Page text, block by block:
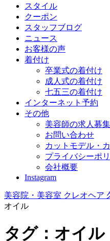
スタイル
クーポン
スタッフブログ
ニュース
お客様の声
着付け
卒業式の着付け
成人式の着付け
七五三の着付け
インターネット予約
その他
美容師の求人募集
お問い合わせ
カットモデル・
プライバシーポ
会社概要
Instagram
美容院・美容室 クレオヘア
オイル
タグ：オイル